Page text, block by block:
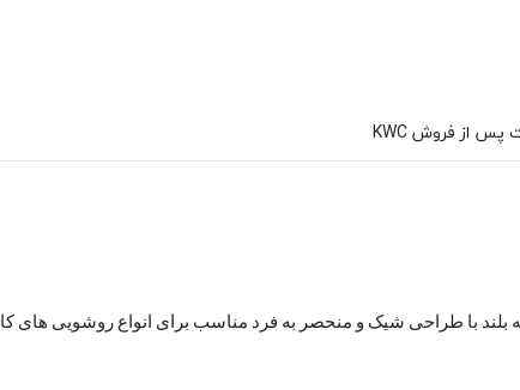
بلند با طراحی شیک و منحصر به فرد مناسب برای انواع روشویی های